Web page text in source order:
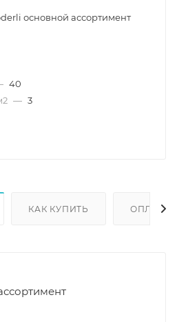
основной ассортимент
40
— 3
КАК КУПИТЬ ОПЛАТА